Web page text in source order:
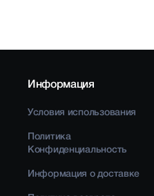
Информация
Условия использования
Политика
Конфиденциальность
Информация о доставке